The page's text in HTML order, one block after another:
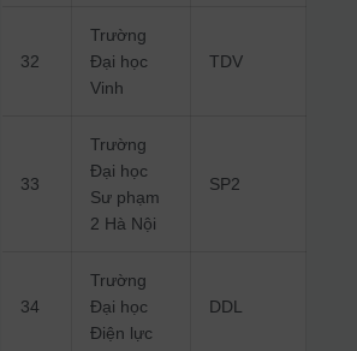
32
Trường
Đại học
Vinh
TDV
33
Trường
Đại học
Sư phạm
2 Hà Nội
SP2
34
Trường
Đại học
Điện lực
DDL